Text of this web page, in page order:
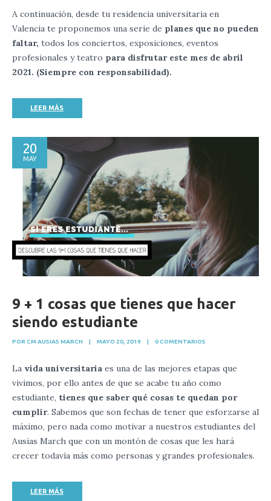
A continuación, desde tu residencia universitaria en
Valencia te proponemos una serie de planes que no pueden
faltar, todos los conciertos, exposiciones, eventos
profesionales y teatro para disfrutar este mes de abril
2021. (Siempre con responsabilidad).
LEER MÁS
20
MAY
9 + 1 cosas que tienes que hacer
siendo estudiante
POR CM AUSIAS MARCH | MAYO 20, 2019 | 0 COMENTARIOS
La vida universitaria es una de las mejores etapas que
vivimos, por ello antes de que se acabe tu año como
estudiante, tienes que saber qué cosas te quedan por
cumplir. Sabemos que son fechas de tener que esforzarse al
máximo, pero nada como motivar a nuestros estudiantes del
Ausias March que con un montón de cosas que les hará
crecer todavía más como personas y grandes profesionales.
LEER MÁS